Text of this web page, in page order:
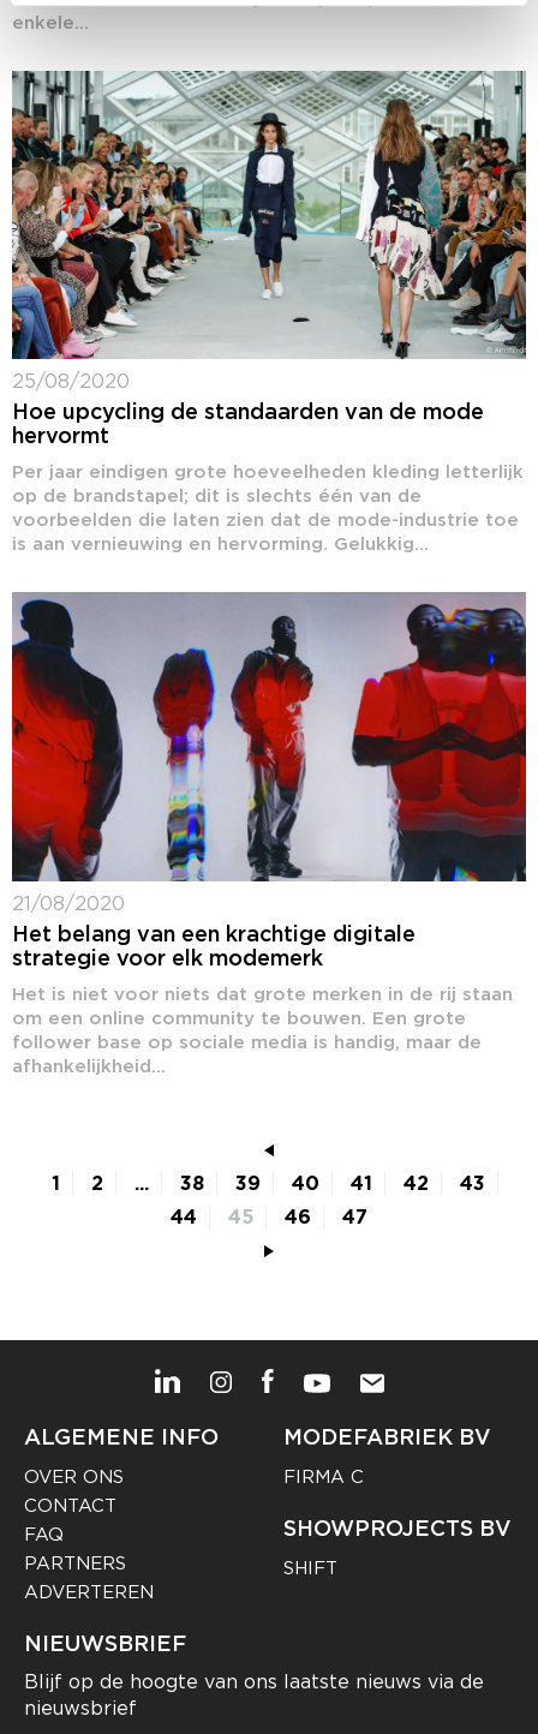
enkele...
25/08/2020
Hoe upcycling de standaarden van de mode
hervormt
Per jaar eindigen grote hoeveelheden kleding letterlijk
op de brandstapel; dit is slechts één van de
voorbeelden die laten zien dat de mode-industrie toe
is aan vernieuwing en hervorming. Gelukkig...
21/08/2020
Het belang van een krachtige digitale
strategie voor elk modemerk
Het is niet voor niets dat grote merken in de rij staan
om een online community te bouwen. Een grote
follower base op sociale media is handig, maar de
afhankelijkheid...
1 2 ... 38 39 40 41 42
43
44
45 46 47
ALGEMENE INFO
OVER ONS
CONTACT
FAQ
PARTNERS
ADVERTEREN
MODEFABRIEK BV
FIRMA C
SHOWPROJECTS BV
SHIFT
NIEUWSBRIEF
Blijf op de hoogte van ons laatste nieuws via de
nieuwsbrief